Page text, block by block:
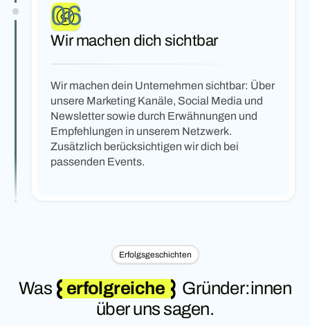
Wir machen dich sichtbar
06
Wir machen dein Unternehmen sichtbar: Über
unsere Marketing Kanäle, Social Media und
Newsletter sowie durch Erwähnungen und
Empfehlungen in unserem Netzwerk.
Zusätzlich berücksichtigen wir dich bei
passenden Events.
Erfolgsgeschichten
Was erfolgreiche
Gründer:innen
über uns sagen.